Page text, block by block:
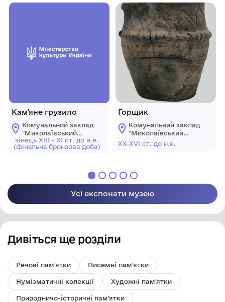
Кам'яне грузило
Комунальний заклад
"Миколаївський
обласний
краєзнавчий музей"
кінець XIII - XI ст. до н.е.
(фінальна бронзова доба)
Горщик
Комунальний заклад
"Миколаївський
обласний
краєзнавчий музей"
XX-XVI ст. до н.е.
Усі експонати музею
Дивіться ще розділи
Речові пам'ятки Писемні пам'ятки
Нумізматичні колекції Художні пам'ятки
Природничо-історичні пам'ятки